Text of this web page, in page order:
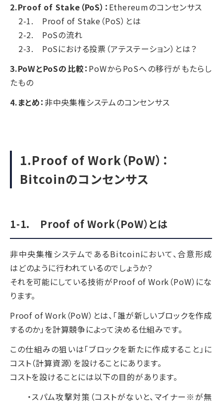
2.Proof of Stake（PoS）： Ethereumのコンセンサス
2-1. Proof of Stake（PoS）とは
2-2. PoSの流れ
2-3. PoSにおける投票（アテステーション）とは？
3.PoWとPoSの比較： PoWからPoSへの移行がもたらし
たもの
4.まとめ：非中央集権システムのコンセンサス
1.Proof of Work（PoW）：
Bitcoinのコンセンサス
1-1. Proof of Work（PoW）とは
非中央集権システムであるBitcoinにおいて、合意形成
はどのように行われているのでしょうか？
それを可能にしている技術がProof of Work（PoW）にな
ります。
Proof of Work（PoW）とは、「誰が新しいブロックを作成
するのか」を計算競争によって決める仕組みです。
この仕組みの狙いは「ブロックを新たに作成すること」に
コスト（計算資源）を設けることにあります。
コストを設けることには以下の目的があります。
・スパム攻撃対策（コストがないと、マイナー※が無